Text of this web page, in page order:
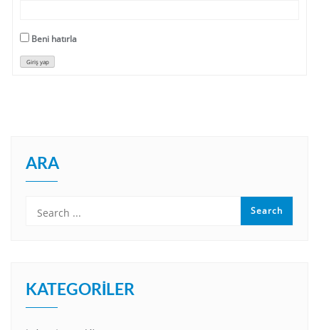
Beni hatırla
Giriş yap
ARA
KATEGORILER